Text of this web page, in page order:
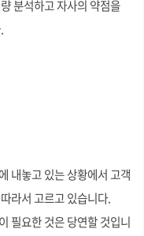
분석하고 자사의 약점을
내놓고 있는 상황에서 고객
라서 고르고 있습니다.
필요한 것은 당연할 것입니